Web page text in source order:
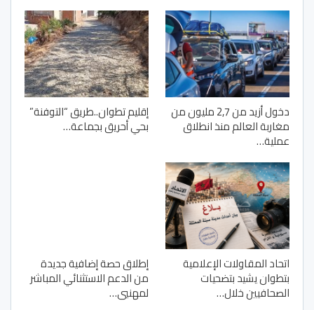
دخول أزيد من 2,7 مليون من
مغاربة العالم منذ انطلاق
عملية…
إقليم تطوان..طريق “التوفنة”
بحي أحريق بجماعة…
اتحاد المقاولات الإعلامية
بتطوان يشيد بتضحيات
الصحافيين خلال…
إطلاق حصة إضافية جديدة
من الدعم الاستثنائي المباشر
لمهنيي…